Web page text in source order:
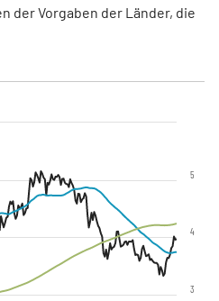
der Vorgaben der Länder, die
3
4
5